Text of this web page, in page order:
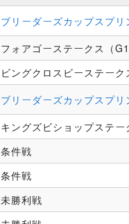
ブリーダーズカップスプリ
フォアゴーステークス（G1
ビングクロスビーステーク
ブリーダーズカップスプリ
キングズビショップステー
条件戦
条件戦
未勝利戦